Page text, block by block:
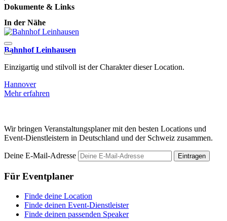
Dokumente & Links
In der Nähe
Bahnhof Leinhausen
Einzigartig und stilvoll ist der Charakter dieser Location.
Hannover
Mehr erfahren
Wir bringen Veranstaltungsplaner mit den besten Locations und
Event-Dienstleistern in Deutschland und der Schweiz zusammen.
Deine E-Mail-Adresse Eintragen
Für Eventplaner
Finde deine Location
Finde deinen Event-Dienstleister
Finde deinen passenden Speaker